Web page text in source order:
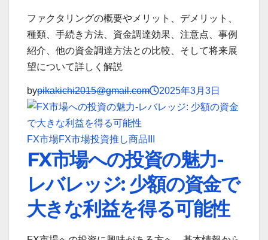
ファクタリングの概要やメリット、デメリット、
種類、手続き方法、資金調達効果、注意点、事例
紹介、他の資金調達方法との比較、そして将来展
望について詳しく解説
bypikakichi2015@gmail.com 2025年3月3日
FX市場FX市場投資推し商品III
FX市場への投資の魅力-
レバレッジ: 少額の資金で
大きな利益を得る可能性